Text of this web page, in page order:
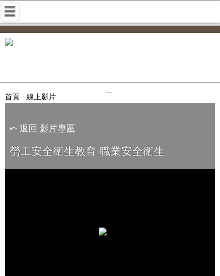
首頁 線上影片
⤺ 返回 影片專區
勞工安全衛生教育-職業安全衛生